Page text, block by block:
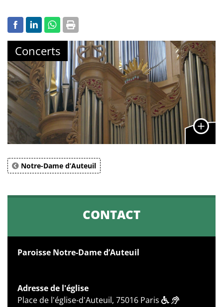
Concerts
Notre-Dame d’Auteuil
CONTACT
Paroisse Notre-Dame d’Auteuil
Adresse de l'église
Place de l'église-d'Auteuil, 75016 Paris